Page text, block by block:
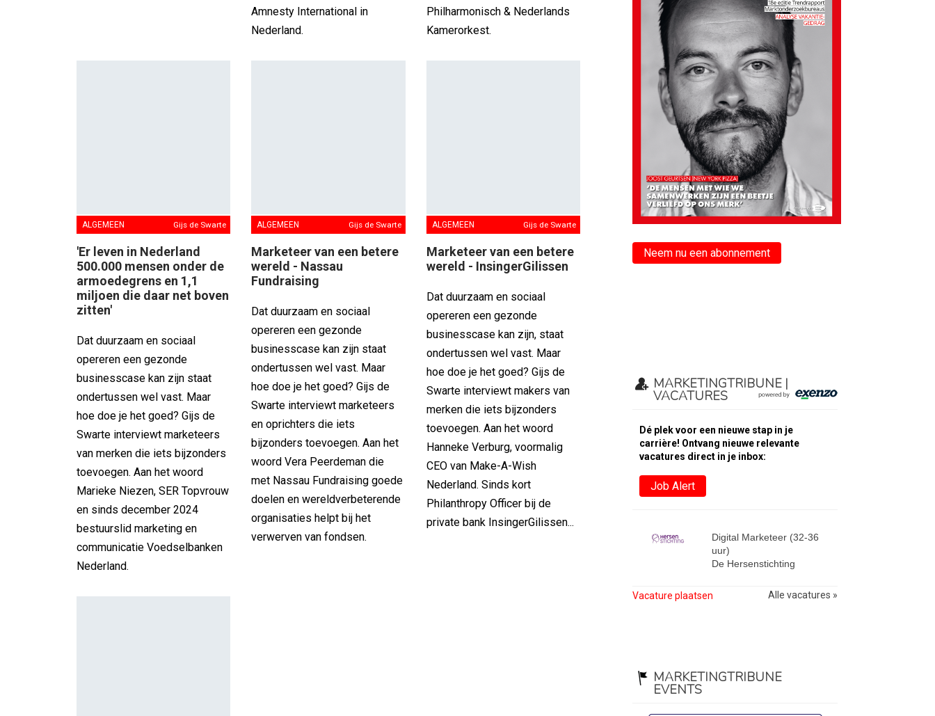
Amnesty International in
Nederland.
Philharmonisch & Nederlands
Kamerorkest.
ALGEMEEN Gijs de Swarte
'Er leven in Nederland
500.000 mensen onder de
armoedegrens en 1,1
miljoen die daar net boven
zitten'
Dat duurzaam en sociaal
opereren een gezonde
businesscase kan zijn staat
ondertussen wel vast. Maar
hoe doe je het goed? Gijs de
Swarte interviewt marketeers
van merken die iets bijzonders
toevoegen. Aan het woord
Marieke Niezen, SER Topvrouw
en sinds december 2024
bestuurslid marketing en
communicatie Voedselbanken
Nederland.
ALGEMEEN Gijs de Swarte
Marketeer van een betere
wereld - Nassau
Fundraising
Dat duurzaam en sociaal
opereren een gezonde
businesscase kan zijn staat
ondertussen wel vast. Maar
hoe doe je het goed? Gijs de
Swarte interviewt marketeers
en oprichters die iets
bijzonders toevoegen. Aan het
woord Vera Peerdeman die
met Nassau Fundraising goede
doelen en wereldverbeterende
organisaties helpt bij het
verwerven van fondsen.
Dat duurzaam en sociaal
opereren een gezonde
businesscase kan zijn, staat
hoe doe je het goed? Gijs de
Swarte interviewt makers van
merken die iets bijzonders
toevoegen. Aan het woord
Hanneke Verburg, voormalig
CEO van Make-A-Wish
Nederland. Sinds kort
Philanthropy Officer bij de
private bank InsingerGilissen...
Neem nu een abonnement
MARKETINGTRIBUNE |
VACATURES
Dé plek voor een nieuwe stap in je
carrière! Ontvang nieuwe relevante
vacatures direct in je inbox:
Job Alert
Digital Marketeer (32-36
uur)
De Hersenstichting
Vacature plaatsen Alle vacatures »
MARKETINGTRIBUNE
EVENTS